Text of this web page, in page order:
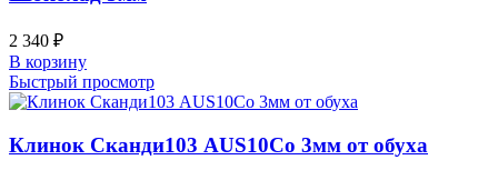
2 340 ₽
В корзину
Быстрый просмотр
Клинок Сканди103 AUS10Co 3мм от обуха